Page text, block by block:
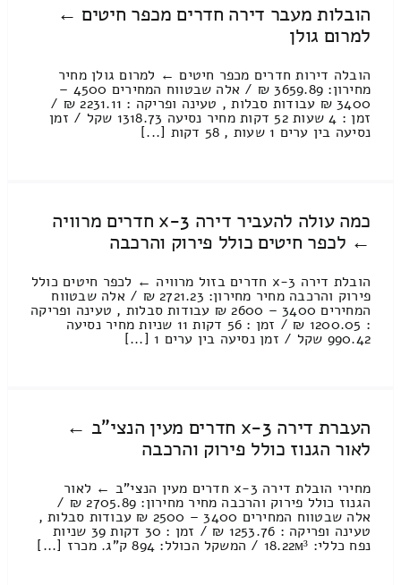
הובלות מעבר דירה חדרים מכפר חיטים ←
למרום גולן
הובלה דירות חדרים מכפר חיטים ← למרום גולן מחיר
מחירון: 3659.89 ₪ / אלה שבטווח המחירים 4500 –
3400 ₪ עבודות סבלות , טעינה ופריקה : 2231.11 ₪ /
זמן : 4 שעות 52 דקות מחיר נסיעה 1318.73 שקל / זמן
נסיעה בין ערים 1 שעות , 58 דקות [...]
כמה עולה להעביר דירה 3-x חדרים מרוויה
← לכפר חיטים כולל פירוק והרכבה
הובלת דירה 3-x חדרים בזול מרוויה ← לכפר חיטים כולל
פירוק והרכבה מחיר מחירון: 2721.23 ₪ / אלה שבטווח
המחירים 3400 – 2600 ₪ עבודות סבלות , טעינה ופריקה
: 1200.05 ₪ / זמן : 56 דקות 11 שניות מחיר נסיעה
990.42 שקל / זמן נסיעה בין ערים 1 [...]
העברת דירה 3-x חדרים מעין הנצי"ב ←
לאור הגנוז כולל פירוק והרכבה
מחירי הובלת דירה 3-x חדרים מעין הנצי"ב ← לאור
הגנוז כולל פירוק והרכבה מחיר מחירון: 2705.89 ₪ /
אלה שבטווח המחירים 3400 – 2500 ₪ עבודות סבלות ,
טעינה ופריקה : 1253.76 ₪ / זמן : 30 דקות 39 שניות
נפח כללי: 18.22м³ / המשקל הכולל: 894 ק”ג. מכרז [...]